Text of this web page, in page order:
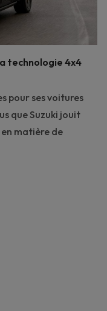
technologie 4x4
pour ses voitures
que Suzuki jouit
matière de